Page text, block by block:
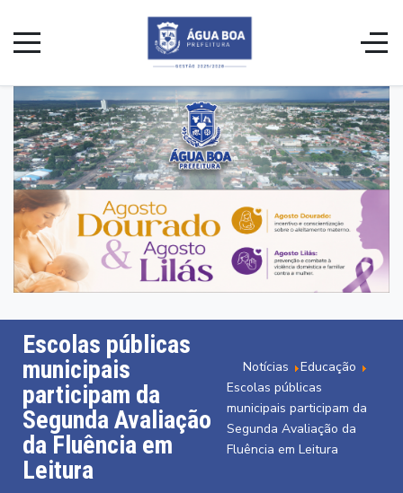
Escolas públicas
municipais
participam da
Segunda Avaliação
da Fluência em
Leitura
Notícias
Educação
Escolas públicas
municipais participam da
Segunda Avaliação da
Fluência em Leitura